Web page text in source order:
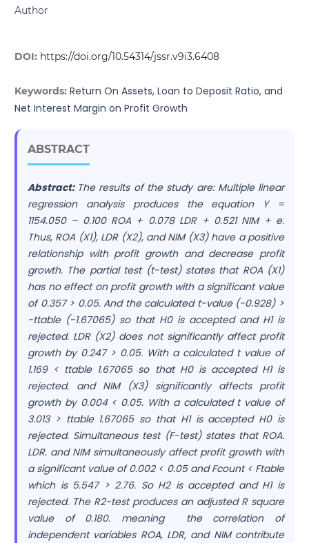
Author
DOI: https://doi.org/10.54314/jssr.v9i3.6408
Keywords: Return On Assets, Loan to Deposit Ratio, and
Net Interest Margin on Profit Growth
ABSTRACT
Abstract: The results of the study are: Multiple linear
regression analysis produces the equation Y =
1154.050 – 0.100 ROA + 0.078 LDR + 0.521 NIM + e.
Thus, ROA (X1), LDR (X2), and NIM (X3) have a positive
relationship with profit growth and decrease profit
growth. The partial test (t-test) states that ROA (X1)
has no effect on profit growth with a significant value
of 0.357 > 0.05. And the calculated t-value (-0.928) >
-ttable (-1.67065) so that H0 is accepted and H1 is
rejected. LDR (X2) does not significantly affect profit
growth by 0.247 > 0.05. With a calculated t value of
1.169 < ttable 1.67065 so that H0 is accepted H1 is
rejected. and NIM (X3) significantly affects profit
growth by 0.004 < 0.05. With a calculated t value of
3.013 > ttable 1.67065 so that H1 is accepted H0 is
rejected. Simultaneous test (F-test) states that ROA.
LDR. and NIM simultaneously affect profit growth with
a significant value of 0.002 < 0.05 and Fcount < Ftable
which is 5.547 > 2.76. So H2 is accepted and H1 is
rejected. The R2-test produces an adjusted R square
value of 0.180. meaning the correlation of
independent variables ROA, LDR, and NIM contribute